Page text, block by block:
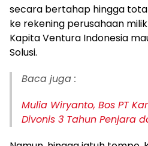
secara bertahap hingga
ke rekening perusahaan
Kapita Ventura Indonesia
Solusi.
Baca juga :
Mulia Wiryanto, Bos PT
Divonis 3 Tahun Penjara